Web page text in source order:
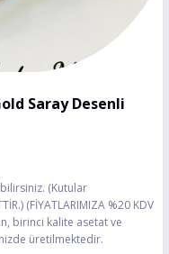
Saray Desenli
(Kutular
(FİYATLARIMIZA %20 KDV
birinci kalite asetat ve
üretilmektedir.